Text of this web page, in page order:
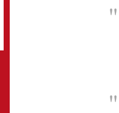
Agir contre l’exploitation en